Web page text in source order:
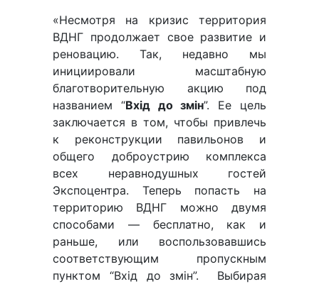
«Несмотря на кризис территория
ВДНГ продолжает свое развитие и
реновацию. Так, недавно мы
инициировали масштабную
благотворительную акцию под
названием “Вхід до змін”. Ее цель
заключается в том, чтобы привлечь
к реконструкции павильонов и
общего доброустрию комплекса
всех неравнодушных гостей
Экспоцентра. Теперь попасть на
территорию ВДНГ можно двумя
способами — бесплатно, как и
раньше, или воспользовавшись
соответствующим пропускным
пунктом “Вхід до змін”. Выбирая